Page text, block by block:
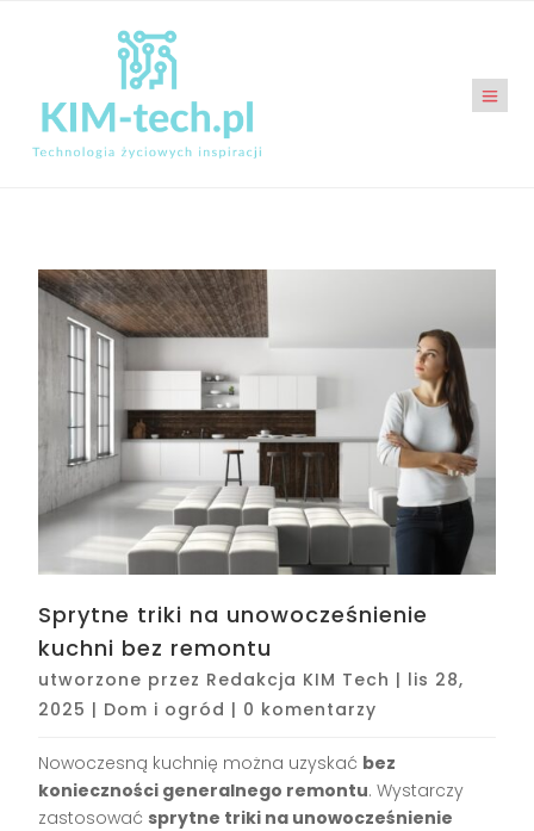
Sprytne triki na unowocześnienie
kuchni bez remontu
utworzone przez Redakcja KIM Tech | lis 28,
2025 | Dom i ogród | 0 komentarzy
Nowoczesną kuchnię można uzyskać bez
konieczności generalnego remontu. Wystarczy
zastosować sprytne triki na unowocześnienie